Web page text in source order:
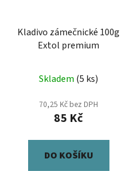
Kladivo zámečnické 100g
Extol premium
Skladem (5 ks)
70,25 Kč bez DPH
85 Kč
DO KOŠÍKU